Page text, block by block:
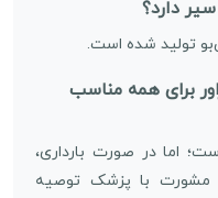
دارد؟
تولید شده است.
برای همه مناسب
اما در صورت بارداری،
مشورت با پزشک توصیه